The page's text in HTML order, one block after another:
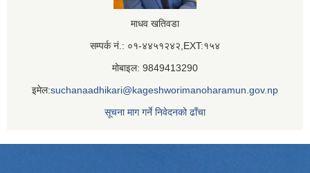
माधव खतिवडा
सम्पर्क नं.: ०१-४४५१२४२,EXT:१५४
मोबाइल: 9849413290
इमेल:suchanaadhikari@kageshworimanoharamun.gov.np
सूचना माग गर्ने निवेदनको ढाँचा